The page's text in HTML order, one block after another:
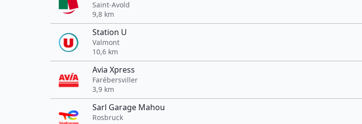
Saint-Avold
9,8 km
Station U
Valmont
10,6 km
Avia Xpress
Farébersviller
3,9 km
Sarl Garage Mahou
Rosbruck